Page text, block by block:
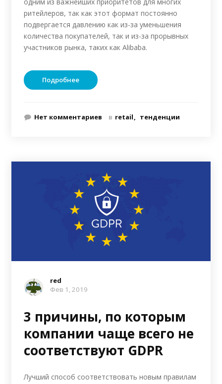
ритейлеров, так как этот формат постоянно
подвергается давлению как из-за уменьшения
количества покупателей, так и из-за прорывных
участников рынка, таких как Alibaba.
Подробнее
Нет комментариев в retail тенденции
red
Фев 1, 2019
3 причины, по которым
компании чаще всего не
соответствуют GDPR
Лучший способ соответствовать новым правилам